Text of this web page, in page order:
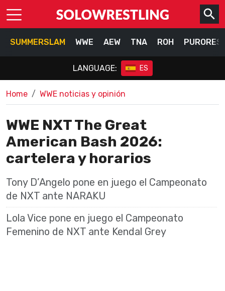
SUMMERSLAM WWE AEW TNA ROH
LANGUAGE: ES
Home WWE noticias y opinión
WWE NXT The Great
American Bash 2026:
cartelera y horarios
Tony D’Angelo pone en juego el Campeonato
de NXT ante NARAKU
Lola Vice pone en juego el Campeonato
Femenino de NXT ante Kendal Grey